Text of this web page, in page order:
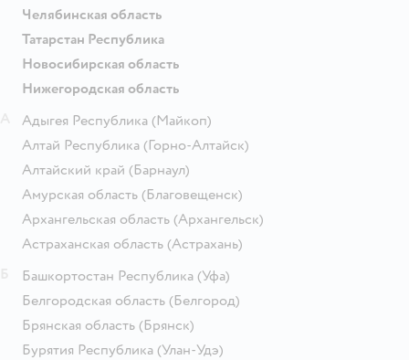
Челябинская область
Татарстан Республика
Новосибирская область
Нижегородская область
Адыгея Республика (Майкоп)
Алтай Республика (Горно-Алтайск)
Алтайский край (Барнаул)
Амурская область (Благовещенск)
Архангельская область (Архангельск)
Астраханская область (Астрахань)
Башкортостан Республика (Уфа)
Белгородская область (Белгород)
Брянская область (Брянск)
Бурятия Республика (Улан-Удэ)